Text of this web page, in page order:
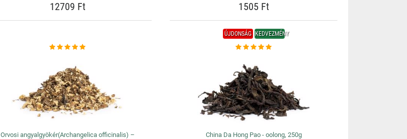
12709 Ft 1505 Ft
Orvosi angyalgyökér(Archangelica officinalis) –
ÚJDONSÁG KEDVEZMÉNY
China Da Hong Pao - oolong, 250g